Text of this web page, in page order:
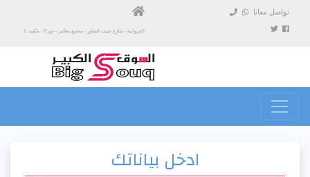
الفروانية - شارع حبيب المناور - مجمع مغاتير - دور 3 - مكتب 1
تواصل معانا
ادخل بياناتك